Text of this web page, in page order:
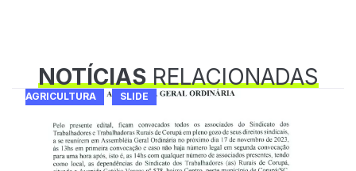
NOTÍCIASRELACIONADAS
AGRICULTURA SLIDE